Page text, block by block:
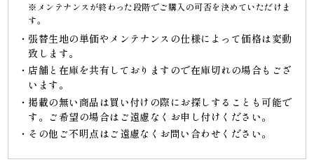
※メンテナンスが終わった段階でご購入の可否を決めていただけま
す。
張替生地の単価やメンテナンスの仕様によって価格は変動
致します。
店舗と在庫を共有しておりますので在庫切れの場合もござ
います。
掲載の無い商品は買い付けの際にお探しすることも可能で
す。ご希望の場合はご遠慮なくお申し付けください。
その他ご不明点はご遠慮なくお問い合わせください。